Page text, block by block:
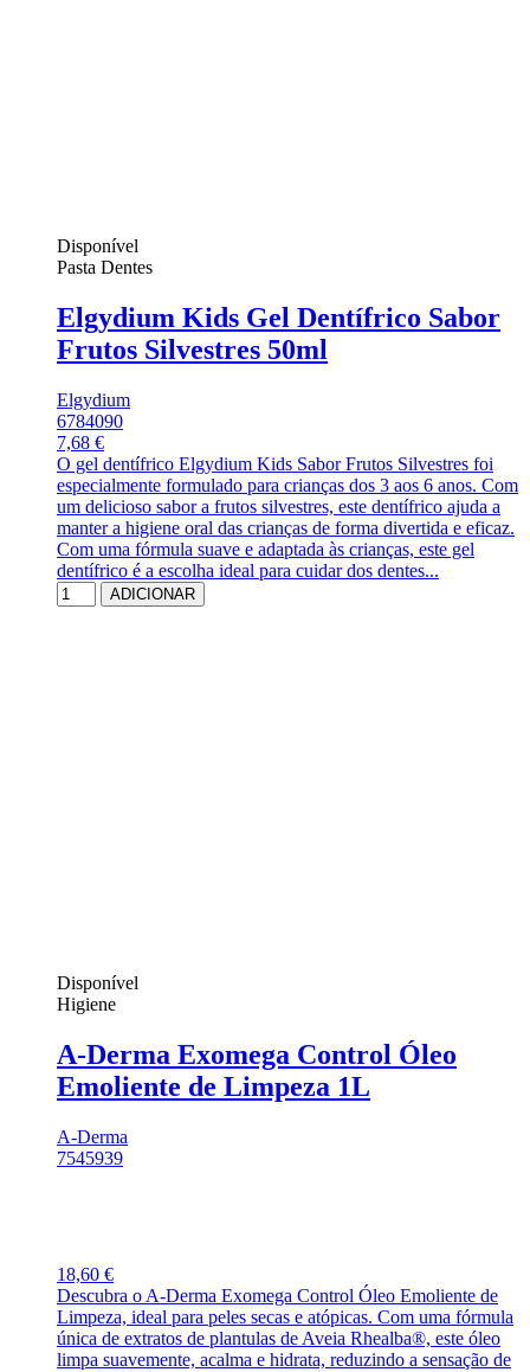
Disponível
Pasta Dentes
Elgydium Kids Gel Dentífrico Sabor
Frutos Silvestres 50ml
Elgydium
6784090
7,68 €
O gel dentífrico Elgydium Kids Sabor Frutos Silvestres foi
especialmente formulado para crianças dos 3 aos 6 anos. Com
um delicioso sabor a frutos silvestres, este dentífrico ajuda a
manter a higiene oral das crianças de forma divertida e eficaz.
Com uma fórmula suave e adaptada às crianças, este gel
dentífrico é a escolha ideal para cuidar dos dentes...
ADICIONAR
Disponível
Higiene
A-Derma Exomega Control Óleo
Emoliente de Limpeza 1L
A-Derma
7545939
18,60 €
Descubra o A-Derma Exomega Control Óleo Emoliente de
Limpeza, ideal para peles secas e atópicas. Com uma fórmula
única de extratos de plantulas de Aveia Rhealba®, este óleo
limpa suavemente, acalma e hidrata, reduzindo a sensação de